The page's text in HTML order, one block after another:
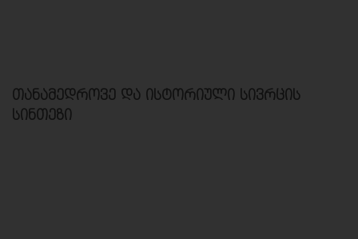
თანამედროვე და ისტორიული სივრცის
სინთეზი